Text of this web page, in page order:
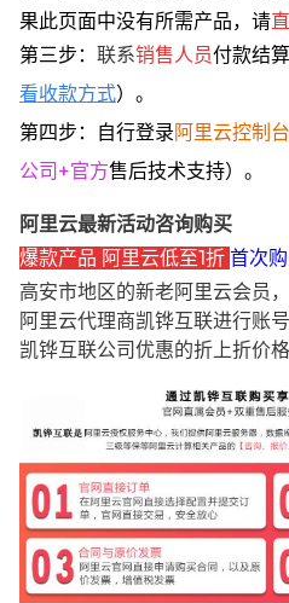
果此页面中没有所需产品，请
第三步： 联系销售人员付款结
看收款方式）。
第四步：自行登录阿里云控制台
公司+官方售后技术支持）。
阿里云最新活动咨询购买
爆款产品 阿里云低至1折 首次
高安市地区的新老阿里云会员
阿里云代理商凯铧互联进行账
凯铧互联公司优惠的折上折价格